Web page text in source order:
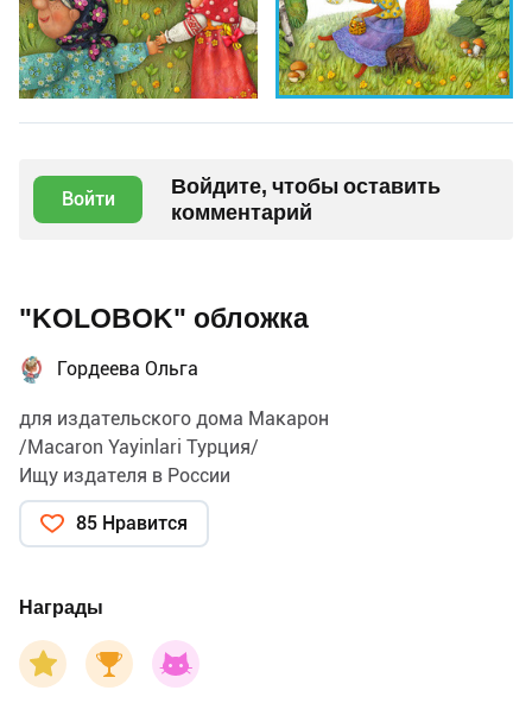
Войти
Войдите, чтобы оставить
комментарий
"KOLOBOK" обложка
Гордеева Ольга
для издательского дома Макарон
/Macaron Yayinlari Турция/
Ищу издателя в России
85 Нравится
Награды